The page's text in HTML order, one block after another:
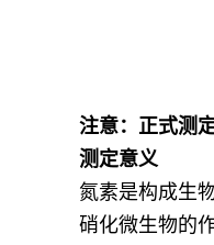
注意：正式测
测定意义
氮素是构成生
硝化微生物的